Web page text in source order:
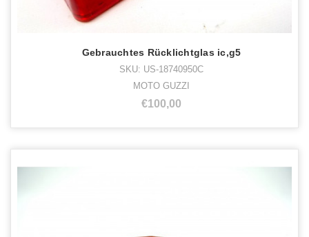
Gebrauchtes Rücklichtglas ic,g5
SKU: US-18740950C
MOTO GUZZI
€100,00